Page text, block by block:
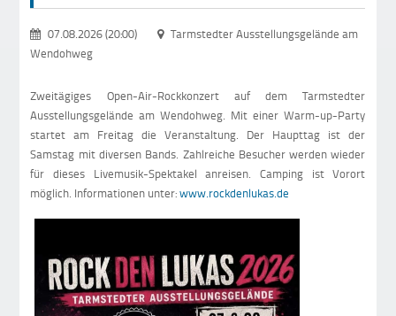
07.08.2026 (20:00)
Tarmstedter Ausstellungsgelände am
Wendohweg
Zweitägiges Open-Air-Rockkonzert auf dem Tarmstedter
Ausstellungsgelände am Wendohweg. Mit einer Warm-up-Party
startet am Freitag die Veranstaltung. Der Haupttag ist der
Samstag mit diversen Bands. Zahlreiche Besucher werden wieder
für dieses Livemusik-Spektakel anreisen. Camping ist Vorort
möglich. Informationen unter:www.rockdenlukas.de